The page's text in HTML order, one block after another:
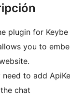
plugin for
you to
need to add
chat